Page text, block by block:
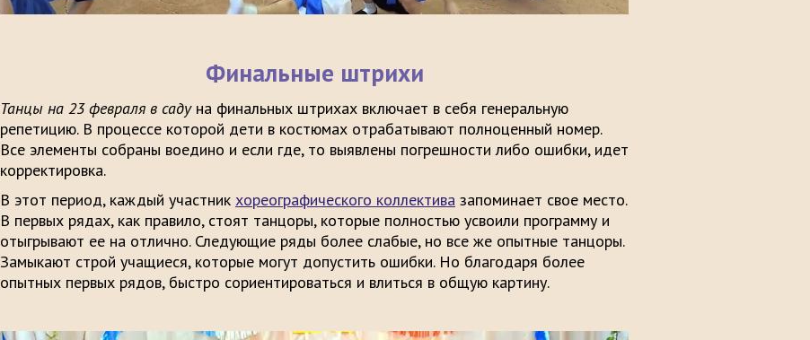
Финальные штрихи
Танцы на 23 февраля в саду на финальных штрихах включает в себя генеральную
репетицию. В процессе которой дети в костюмах отрабатывают полноценный номер.
Все элементы собраны воедино и если где, то выявлены погрешности либо ошибки, идет
корректировка.
В этот период, каждый участник хореографического коллектива запоминает свое место.
В первых рядах, как правило, стоят танцоры, которые полностью усвоили программу и
отыгрывают ее на отлично. Следующие ряды более слабые, но все же опытные танцоры.
Замыкают строй учащиеся, которые могут допустить ошибки. Но благодаря более
опытных первых рядов, быстро сориентироваться и влиться в общую картину.